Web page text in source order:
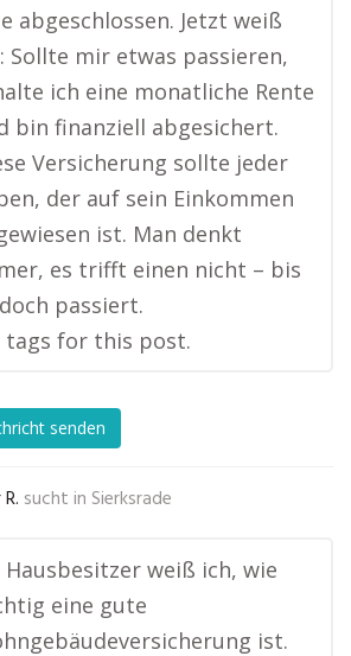
abgeschlossen. Jetzt weiß
Sollte mir etwas passieren,
ich eine monatliche Rente
bin finanziell abgesichert.
Versicherung sollte jeder
der auf sein Einkommen
ist. Man denkt
es trifft einen nicht – bis
passiert.
tags for this post.
senden
sucht in Sierksrade
Hausbesitzer weiß ich, wie
eine gute
ist.